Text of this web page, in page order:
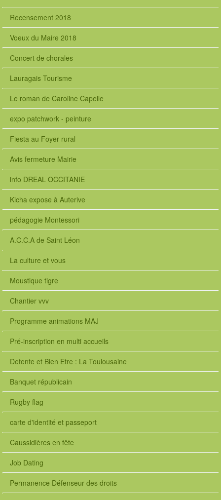
Recensement 2018
Voeux du Maire 2018
Concert de chorales
Lauragais Tourisme
Le roman de Caroline Capelle
expo patchwork - peinture
Fiesta au Foyer rural
Avis fermeture Mairie
info DREAL OCCITANIE
Kicha expose à Auterive
pédagogie Montessori
A.C.C.A de Saint Léon
La culture et vous
Moustique tigre
Chantier vvv
Programme animations MAJ
Pré-inscription en multi accueils
Detente et Bien Etre : La Toulousaine
Banquet républicain
Rugby flag
carte d'identité et passeport
Caussidières en fête
Job Dating
Permanence Défenseur des droits